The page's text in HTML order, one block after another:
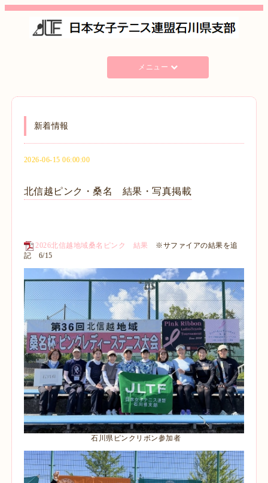
メニュー
新着情報
2026-06-15 06:00:00
北信越ピンク・桑名 結果・写真掲載
2026北信越地域桑名ピンク 結果
※サファイアの結果を追
記 6/15
石川県ピンクリボン参加者